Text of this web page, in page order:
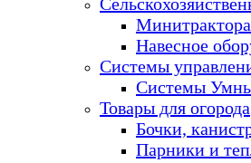
Минитрактора
Навесное
Системы
Системы
Товары для огорода
Бочки,
Парники и